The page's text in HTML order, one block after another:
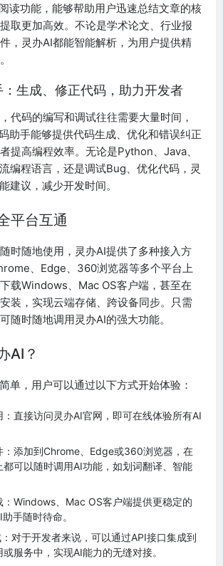
读功能，能够帮助用户迅速总结文章的核
取更加高效。不论是学术论文、行业报
，灵办AI都能智能解析，为用户提供精
生成、修正代码，助力开发者
代码的编写和调试往往需要大量时间，
助手能够提供代码生成、优化和错误纠正
提高编程效率。无论是Python、Java、
编程语言，还是调试Bug、优化代码，灵
建议，减少开发时间。
平台互通
时随地使用，灵办AI提供了多种接入方
、Edge、360浏览器等多个平台上
载Windows、Mac OS客户端，甚至在
装，实现云端存储、跨设备同步。只需
随时随地调用灵办AI的强大功能。
AI？
单，用户可以通过以下方式开始体验：
：直接访问灵办AI官网，即可在线体验所有AI
：添加到Chrome、Edge或360浏览器，在
都可以随时调用AI功能，如划词翻译、智能
：Windows、Mac OS客户端提供更稳定的
手随时待命。
对于开发者来说，可以通过API接口集成到
或服务中，实现AI能力的无缝对接。